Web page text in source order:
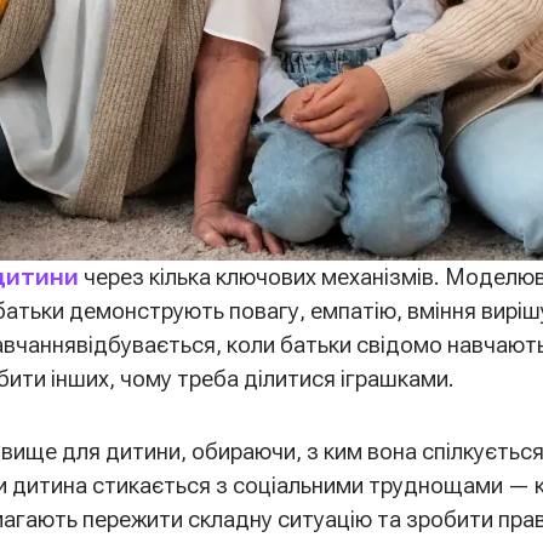
через кілька ключових механізмів.
демонструють повагу, емпатію, вміння
коли батьки свідомо
інших, чому треба ділитися іграшками.
для дитини, обираючи, з ким вона
дитина стикається з соціальними труднощами
пережити складну ситуацію та зробити